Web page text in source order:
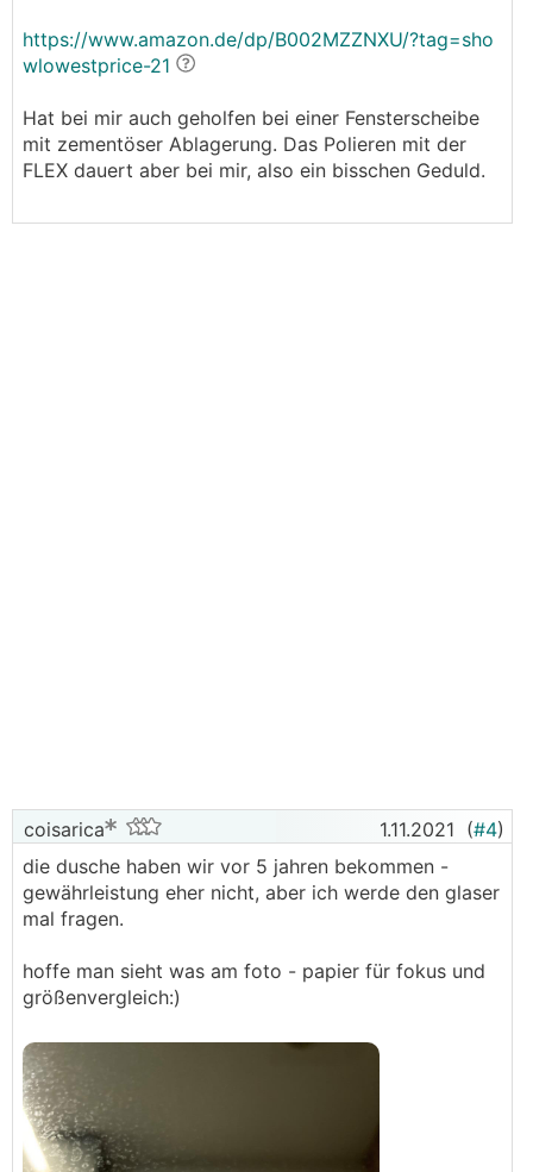
https://www.amazon.de/dp/B002MZZNXU/?tag=sho
wlowestprice-21
Hat bei mir auch geholfen bei einer Fensterscheibe
mit zementöser Ablagerung. Das Polieren mit der
FLEX dauert aber bei mir, also ein bisschen Geduld.
coisarica 1.11.2021 (#4)
die dusche haben wir vor 5 jahren bekommen -
gewährleistung eher nicht, aber ich werde den glaser
mal fragen.
hoffe man sieht was am foto - papier für fokus und
größenvergleich:)